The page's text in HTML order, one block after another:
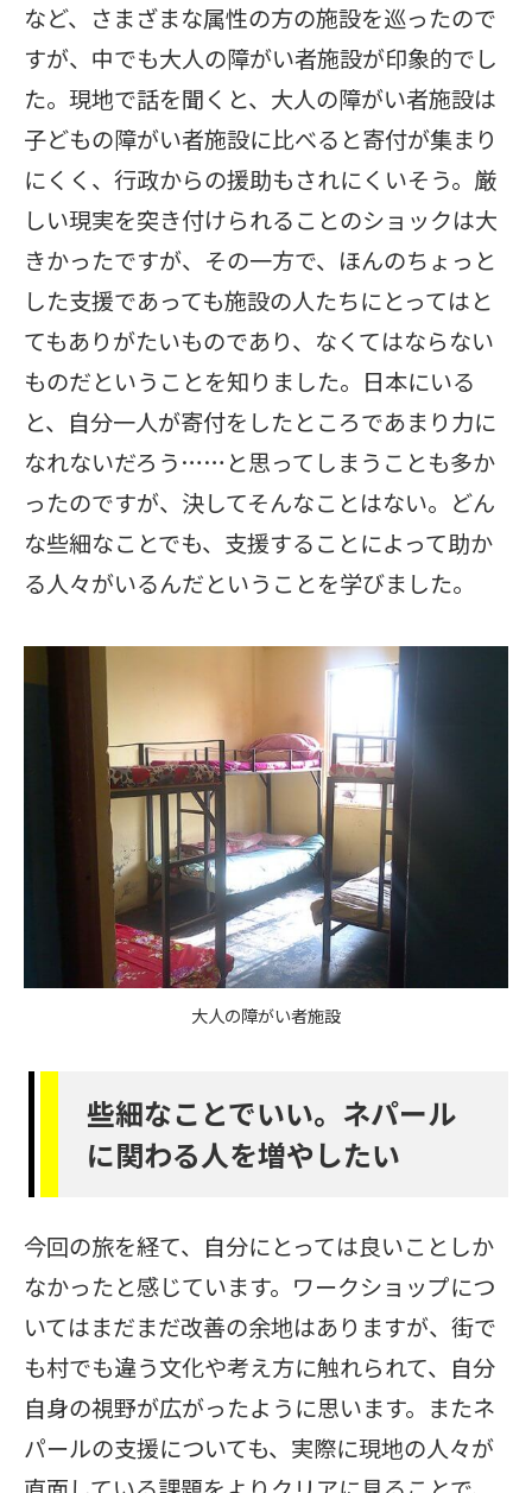
など、さまざまな属性の方の施設を巡ったので
すが、中でも大人の障がい者施設が印象的でし
た。現地で話を聞くと、大人の障がい者施設は
子どもの障がい者施設に比べると寄付が集まり
にくく、行政からの援助もされにくいそう。厳
しい現実を突き付けられることのショックは大
きかったですが、その一方で、ほんのちょっと
した支援であっても施設の人たちにとってはと
てもありがたいものであり、なくてはならない
ものだということを知りました。日本にいる
と、自分一人が寄付をしたところであまり力に
なれないだろう……と思ってしまうことも多か
ったのですが、決してそんなことはない。どん
な些細なことでも、支援することによって助か
る人々がいるんだということを学びました。
大人の障がい者施設
些細なことでいい。ネパール
に関わる人を増やしたい
今回の旅を経て、自分にとっては良いことしか
なかったと感じています。ワークショップにつ
いてはまだまだ改善の余地はありますが、街で
も村でも違う文化や考え方に触れられて、自分
自身の視野が広がったように思います。またネ
パールの支援についても、実際に現地の人々が